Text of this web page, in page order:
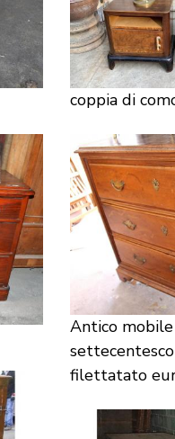
coppia di
Antico
filettatato